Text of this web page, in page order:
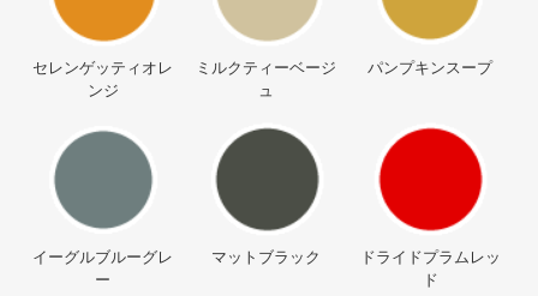
セレンゲッティオレ
ンジ
ミルクティーベージ
ュ
パンプキンスープ
イーグルブルーグレ
ー
マットブラック
ドライドプラムレッ
ド